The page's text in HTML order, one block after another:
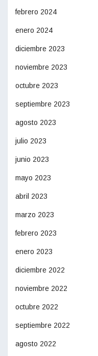
febrero 2024
enero 2024
diciembre 2023
noviembre 2023
octubre 2023
septiembre 2023
agosto 2023
julio 2023
junio 2023
mayo 2023
abril 2023
marzo 2023
febrero 2023
enero 2023
diciembre 2022
noviembre 2022
octubre 2022
septiembre 2022
agosto 2022